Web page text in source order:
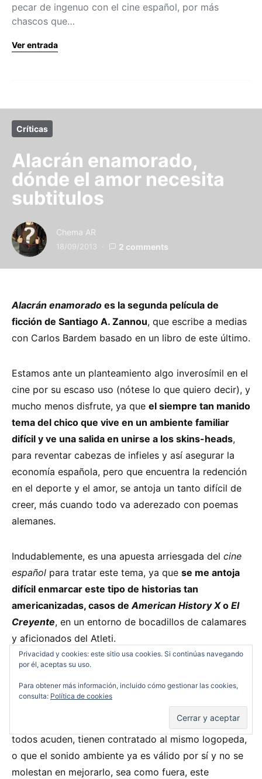
pecar de ingenuo con el cine español, por más
chascos que…
Ver entrada
Críticas
Alacrán enamorado,
dónde el amor necesita
subtitulos
Chema AR
18/09/2013 2 comments
Alacrán enamorado es la segunda película de
ficción de Santiago A. Zannou, que escribe a medias
con Carlos Bardem basado en un libro de este último.
Estamos ante un planteamiento algo inverosímil en el
cine por su escaso uso (nótese lo que quiero decir), y
mucho menos disfrute, ya que el siempre tan manido
tema del chico que vive en un ambiente familiar
difícil y ve una salida en unirse a los skins-heads,
para reventar cabezas de infieles y así asegurar la
economía española, pero que encuentra la redención
en el deporte y el amor, se antoja un tanto difícil de
creer, más cuando todo va aderezado con poemas
alemanes.
Indudablemente, es una apuesta arriesgada del cine
español para tratar este tema, ya que se me antoja
difícil enmarcar este tipo de historias tan
americanizadas, casos de American History Xo El
Creyente, en un entorno de bocadillos de calamares
y aficionados del Atleti.
enamoradopeca de lo que tantas y tantas veces se
queja el aficionado al cine de aquí, la vocalización de
. No entiendo si en esa escuela a la que
todos acuden, tienen contratado al mismo logopeda,
o que el sonido ambiente ya es válido por sí y no se
molestan en mejorarlo, sea como fuera, este
Privacidad y cookies: este sitio usa cookies. Si continúas navegando
por él, aceptas su uso.
Para obtener más información, incluido cómo gestionar las cookies,
consulta: Política de cookies